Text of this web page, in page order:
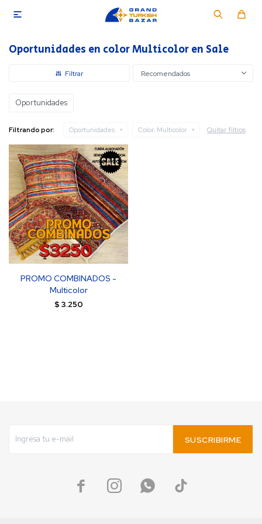

Oportunidades en color Multicolor en Sale
Recomendados
Oportunidades
Filtrando por: Oportunidades Color: Multicolor Quitar filtros
PROMO COMBINADOS -
Multicolor
$ 3.250
SUSCRIBIRME
   